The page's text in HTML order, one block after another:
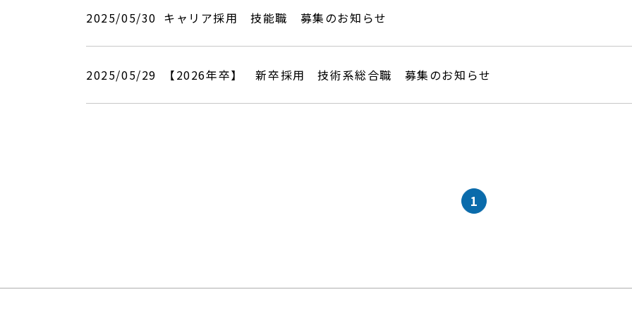
2025/05/30 キャリア採用 技能職 募集のお知らせ
2025/05/29 【2026年卒】 新卒採用 技術系総合職 募集のお知らせ
1